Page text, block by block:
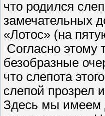
что родился
замечательных
«Лотос» (на
Согласно этому
безобразные
что слепота
слепой прозрел
Здесь мы имеем